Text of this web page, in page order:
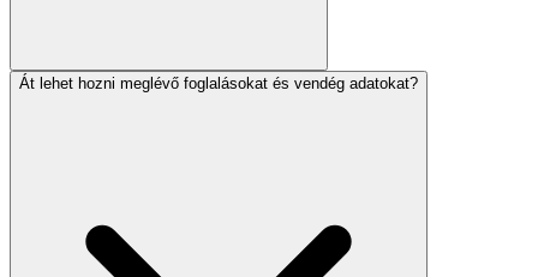
Át lehet hozni meglévő foglalásokat és vendég adatokat?